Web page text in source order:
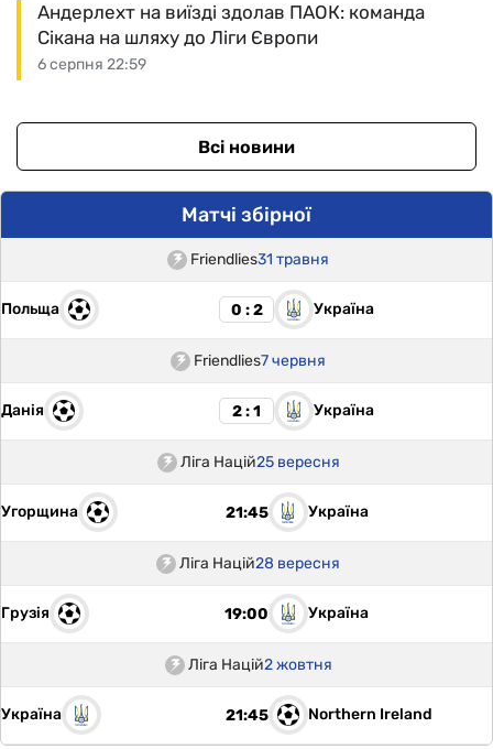
6 серпня 22:59
Андерлехт на виїзді здолав ПАОК: команда
Сікана на шляху до Ліги Європи
Всі новини
Матчі збірної
Friendlies31 травня
Польща 0 : 2 Україна
Friendlies7 червня
Данія 2 : 1 Україна
Ліга Націй25 вересня
Угорщина 21:45 Україна
Ліга Націй28 вересня
Грузія 19:00 Україна
Ліга Націй2 жовтня
Україна 21:45 Northern Ireland